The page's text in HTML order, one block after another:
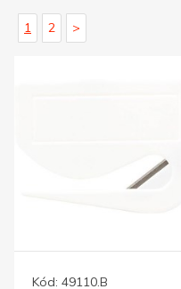
1 2 >
Kód: 49110.B